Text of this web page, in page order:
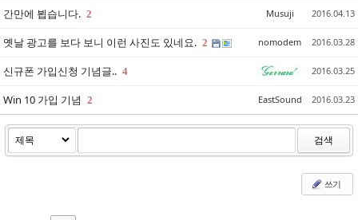
간만에 뵙습니다. 2 Musuji 2016.04.13
옛날 광고를 보다 보니 이런 사진도 있네요. 2 nomodem 2016.03.28
신규폰 가입신청 기념글.. 4 2016.03.25
Win 10 가입 기념 2 EastSound 2016.03.23
검색
쓰기